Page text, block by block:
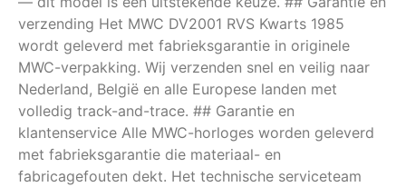
verzending Het MWC DV2001 RVS Kwarts 1985
wordt geleverd met fabrieksgarantie in originele
MWC-verpakking. Wij verzenden snel en veilig naar
Nederland, België en alle Europese landen met
volledig track-and-trace. ## Garantie en
klantenservice Alle MWC-horloges worden geleverd
met fabrieksgarantie die materiaal- en
fabricagefouten dekt. Het technische serviceteam